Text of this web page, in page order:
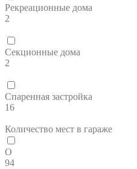
Рекреационные дома
2
Секционные дома
2
Спаренная застройка
16
Количество мест в гараже
O
94